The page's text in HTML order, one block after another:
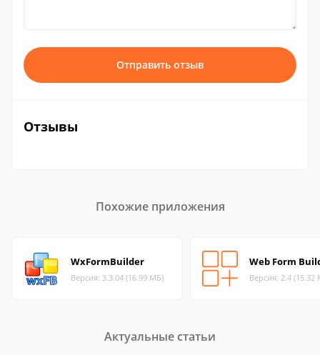
Отправить отзыв
Отзывы
Похожие приложения
WxFormBuilder
Версия: 3.3.04 (16.99 МБ)
Web Form
Версия: 2.4 (15.32
Актуальные статьи